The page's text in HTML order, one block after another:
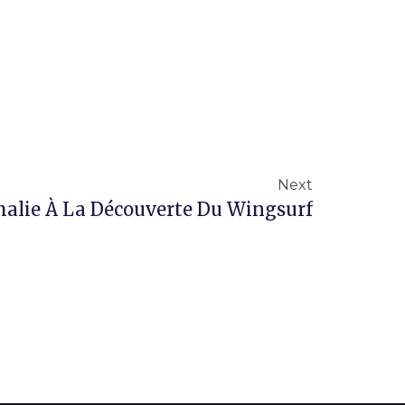
Next
À La Découverte Du Wingsurf